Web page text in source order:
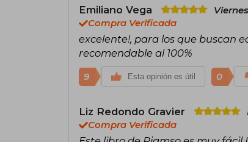
Emiliano Vega
Compra Verificada
excelente!, para los que buscan
recomendable al 100%
9 Esta opinión es útil 0
Liz Redondo Gravier
Compra Verificada